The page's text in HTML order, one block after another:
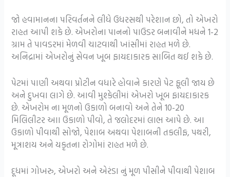
જો હવામાનના પરિવર્તનને લીધે ઉધરસથી પરેશાન છો, તો એખરો
રાહત આપી શકે છે. એખરોના પાનનો પાઉડર બનાવીને મધને 1-2
ગ્રામ તે પાવડરમાં મેળવી ચાટવાથી ખાંસીમાં રાહત મળે છે.
અનિદ્રામાં એખરોનું સેવન ખૂબ ફાયદાકારક સાબિત થઈ શકે છે.
પેટમાં પાણી અથવા પ્રોટીન વધારે હોવાને કારણે પેટ ફૂલી જાય છે
અને દુખવા લાગે છે. આવી મુશ્કેલીમાં એખરો ખૂબ ફાયદાકારક
છે. એખરોમ ના મૂળનો ઉકાળો બનાવો અને તેને 10-20
મિલિલીટર આા ઉકાળો પીવો, તે જલોદરમાં લાભ આપે છે. આ
ઉકાળો પીવાથી સોજો, પેશાબ અથવા પેશાબની તકલીફ, પથરી,
મૂત્રાશય અને યકૃતના રોગોમાં રાહત મળે છે.
દૂધમાં ગોખરુ, એખરો અને એરંડા નું મૂળ પીસીને પીવાથી પેશાબ